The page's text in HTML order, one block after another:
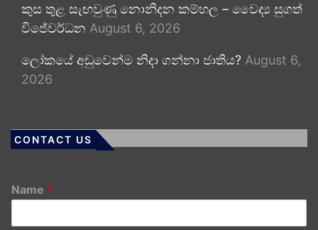
කුස තුළ සැඟවුණු නොනිදන කම්හල – වෛද්‍ය සුගත්
විජේවර්ධන August 6, 2026
ලෝකයේ අඩුවෙන්ම නිදා ගන්නා ජාතිය? August 6,
2026
CONTACT US
Name *